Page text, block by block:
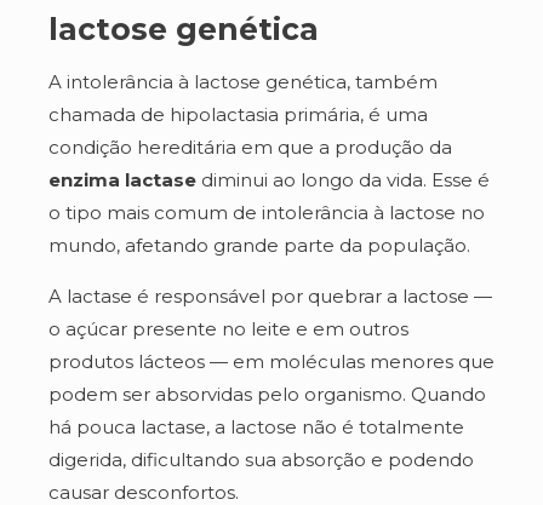
lactose genética
A intolerância à lactose genética, também
chamada de hipolactasia primária, é uma
condição hereditária em que a produção da
enzima lactase diminui ao longo da vida. Esse é
o tipo mais comum de intolerância à lactose no
mundo, afetando grande parte da população.
A lactase é responsável por quebrar a lactose —
o açúcar presente no leite e em outros
produtos lácteos — em moléculas menores que
podem ser absorvidas pelo organismo. Quando
há pouca lactase, a lactose não é totalmente
digerida, dificultando sua absorção e podendo
causar desconfortos.